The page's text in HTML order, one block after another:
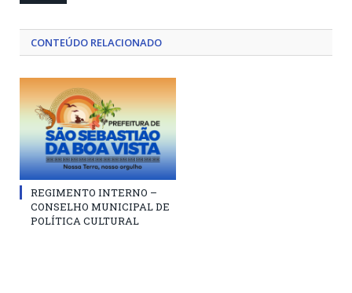
CONTEÚDO RELACIONADO
REGIMENTO INTERNO –
CONSELHO MUNICIPAL DE
POLÍTICA CULTURAL